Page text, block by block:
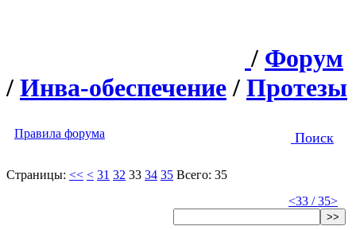
/ Форум
/ Инва-обеспечение / Протезы
Правила форума Поиск
Страницы: << < 31 32 33 34 35 Всего: 35
<33 / 35>
>>